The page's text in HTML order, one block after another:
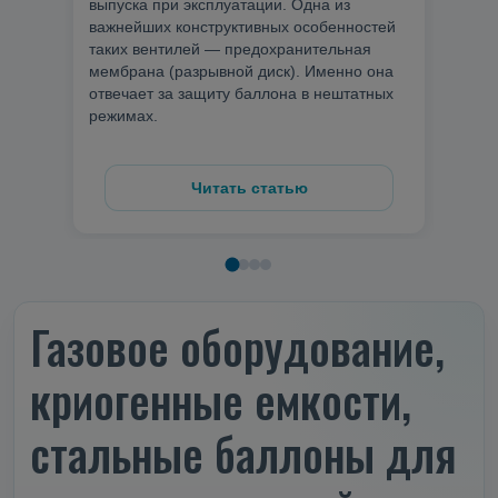
выпуска при эксплуатации. Одна из
важнейших конструктивных особенностей
таких вентилей — предохранительная
мембрана (разрывной диск). Именно она
отвечает за защиту баллона в нештатных
режимах.
Читать статью
Газовое оборудование,
криогенные емкости,
стальные баллоны для